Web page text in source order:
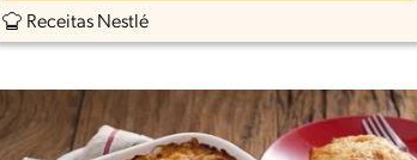
Receitas Nestlé